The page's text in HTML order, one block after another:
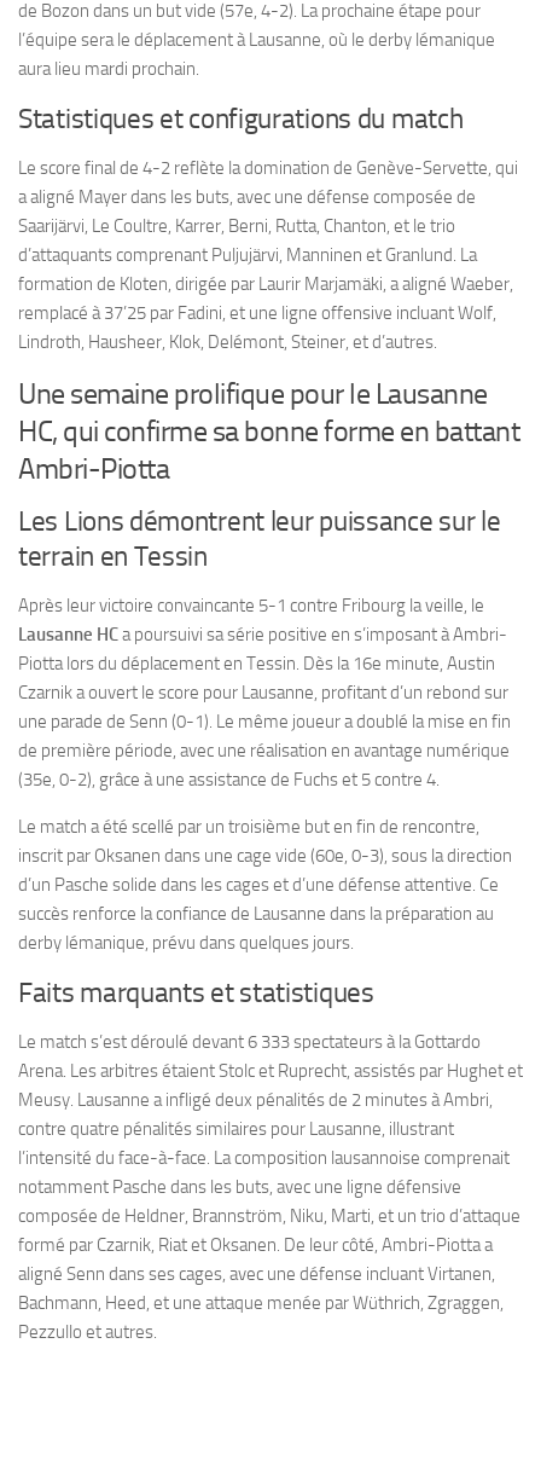
de Bozon dans un but vide (57e, 4-2). La prochaine étape pour
l’équipe sera le déplacement à Lausanne, où le derby lémanique
aura lieu mardi prochain.
Statistiques et configurations du match
Le score final de 4-2 reflète la domination de Genève-Servette, qui
a aligné Mayer dans les buts, avec une défense composée de
Saarijärvi, Le Coultre, Karrer, Berni, Rutta, Chanton, et le trio
d’attaquants comprenant Puljujärvi, Manninen et Granlund. La
formation de Kloten, dirigée par Laurir Marjamäki, a aligné Waeber,
remplacé à 37’25 par Fadini, et une ligne offensive incluant Wolf,
Lindroth, Hausheer, Klok, Delémont, Steiner, et d’autres.
Une semaine prolifique pour le Lausanne
HC, qui confirme sa bonne forme en battant
Ambri-Piotta
Les Lions démontrent leur puissance sur le
terrain en Tessin
Après leur victoire convaincante 5-1 contre Fribourg la veille, le
Lausanne HCa poursuivi sa série positive en s’imposant à Ambri-
Piotta lors du déplacement en Tessin. Dès la 16e minute, Austin
Czarnik a ouvert le score pour Lausanne, profitant d’un rebond sur
une parade de Senn (0-1). Le même joueur a doublé la mise en fin
de première période, avec une réalisation en avantage numérique
(35e, 0-2), grâce à une assistance de Fuchs et 5 contre 4.
Le match a été scellé par un troisième but en fin de rencontre,
inscrit par Oksanen dans une cage vide (60e, 0-3), sous la direction
d’un Pasche solide dans les cages et d’une défense attentive. Ce
succès renforce la confiance de Lausanne dans la préparation au
derby lémanique, prévu dans quelques jours.
Faits marquants et statistiques
Le match s’est déroulé devant 6 333 spectateurs à la Gottardo
Arena. Les arbitres étaient Stolc et Ruprecht, assistés par Hughet et
Meusy. Lausanne a infligé deux pénalités de 2 minutes à Ambri,
contre quatre pénalités similaires pour Lausanne, illustrant
l’intensité du face-à-face. La composition lausannoise comprenait
notamment Pasche dans les buts, avec une ligne défensive
composée de Heldner, Brannström, Niku, Marti, et un trio d’attaque
formé par Czarnik, Riat et Oksanen. De leur côté, Ambri-Piotta a
aligné Senn dans ses cages, avec une défense incluant Virtanen,
Bachmann, Heed, et une attaque menée par Wüthrich, Zgraggen,
Pezzullo et autres.